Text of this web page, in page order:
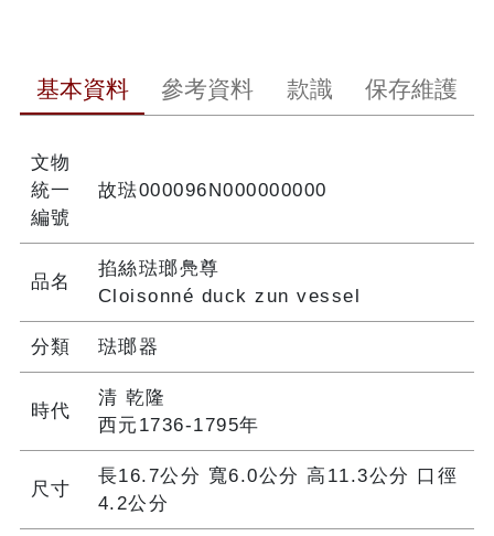
基本資料 參考資料 款識 保存維護
文物
統一
編號
故琺000096N000000000
品名
掐絲琺瑯鳧尊
Cloisonné duck zun vessel
分類 琺瑯器
時代
清 乾隆
西元1736-1795年
尺寸
長16.7公分 寬6.0公分 高11.3公分 口徑
4.2公分